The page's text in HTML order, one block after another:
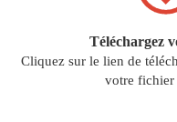
Téléchargez
Cliquez sur le lien de
votre fichier